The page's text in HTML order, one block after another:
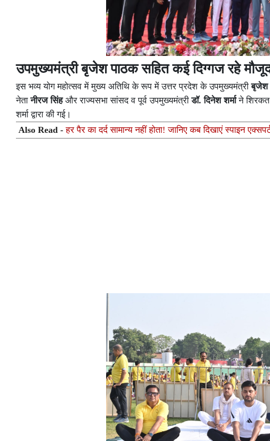
उपमुख्यमंत्री बृजेश पाठक सहित कई दिग्गज रहे
इस भव्य योग महोत्सव में मुख्य अतिथि के रूप में उत्तर प्रदेश के उपमुख्यमंत्रीबृजेश
नेतानीरज सिंहऔर राज्यसभा सांसद व पूर्व उपमुख्यमंत्रीडॉ. दिनेश शर्माने शिरकत
शर्मा द्वारा की गई।
Also Read -हर पैर का दर्द सामान्य नहीं होता! जानिए कब दिखाएं स्पाइन